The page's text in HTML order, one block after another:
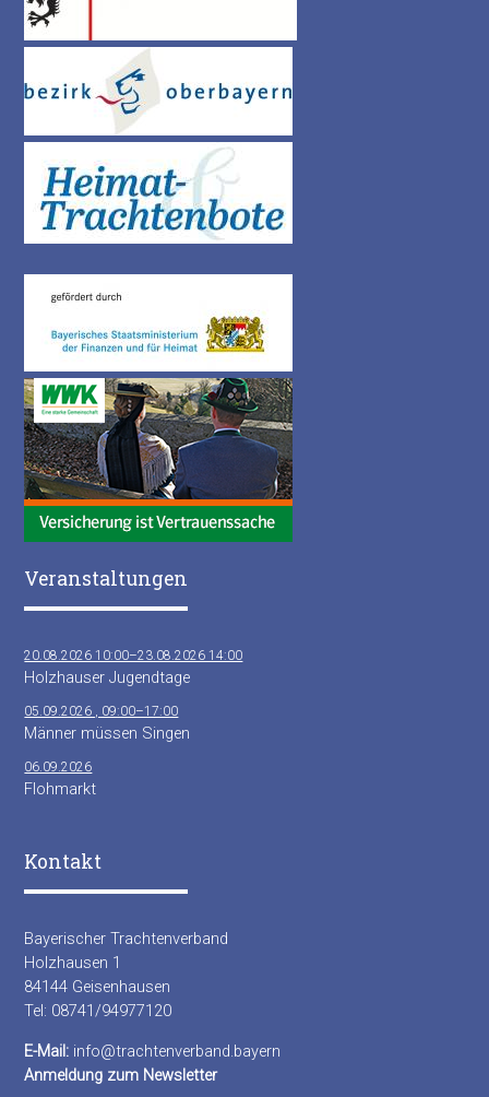
Veranstaltungen
20.08.2026 10:00–23.08.2026 14:00
Holzhauser Jugendtage
05.09.2026 , 09:00–17:00
Männer müssen Singen
06.09.2026
Flohmarkt
Kontakt
Bayerischer Trachtenverband
Holzhausen 1
84144 Geisenhausen
Tel: 08741/94977120
E-Mail: info@trachtenverband.bayern
Anmeldung zum Newsletter